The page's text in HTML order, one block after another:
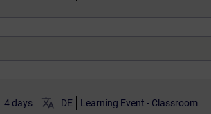
4 days translate DE Learning Event - Classroom